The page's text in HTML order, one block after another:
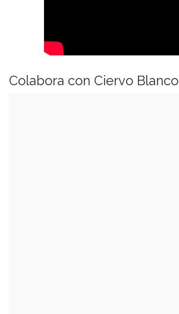
Colabora con Ciervo Blanco